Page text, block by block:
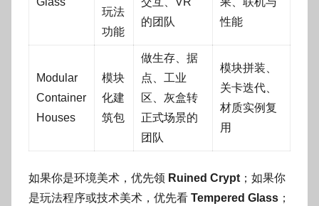
玩法
功能
的团队
性能
Modular
Container
Houses
模块
化建
筑包
做生存、据
点、工业
区、灰盒转
正式场景的
团队
模块拼装、
关卡迭代、
材质实例复
用
如果你是环境美术，优先领 Ruined Crypt ；如果你
是玩法程序或技术美术，优先看 Tempered Glass ；